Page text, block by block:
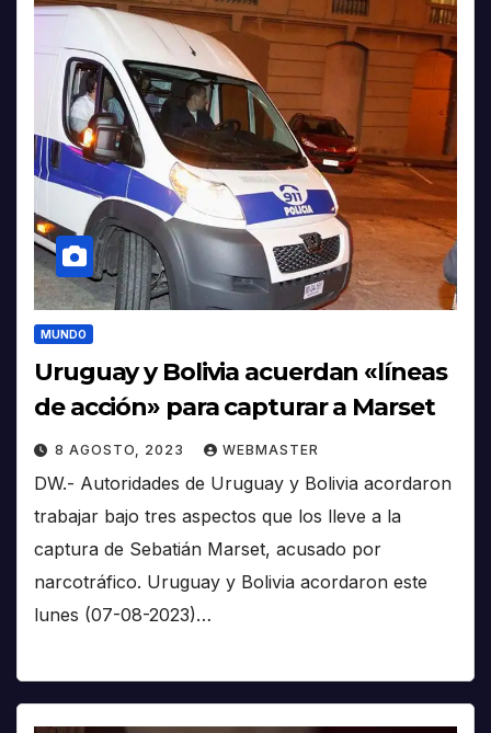
MUNDO
Uruguay y Bolivia acuerdan «líneas
de acción» para capturar a Marset
8 AGOSTO, 2023 WEBMASTER
DW.- Autoridades de Uruguay y Bolivia acordaron
trabajar bajo tres aspectos que los lleve a la
captura de Sebatián Marset, acusado por
narcotráfico. Uruguay y Bolivia acordaron este
lunes (07-08-2023)…